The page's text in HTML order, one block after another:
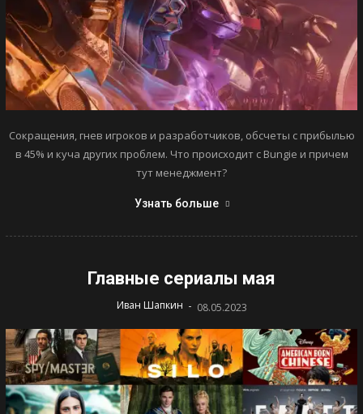
Сокращения, гнев игроков и разработчиков, обсчеты с прибылью
в 45% и куча других проблем. Что происходит с Bungie и причем
тут менеджмент?
Узнать больше
Главные сериалы мая
Иван Шапкин - 08.05.2023